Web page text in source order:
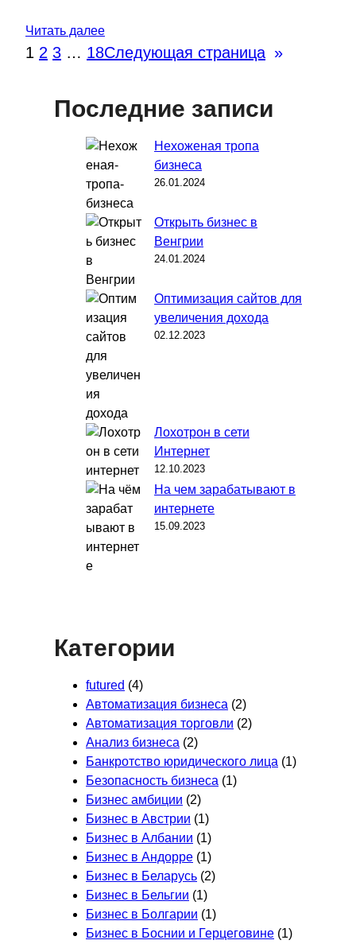
Читать далее
1 2 3 … 18Следующая страница »
Последние записи
Нехоженая тропа
бизнеса
26.01.2024
Открыть бизнес в
Венгрии
24.01.2024
Оптимизация сайтов для
увеличения дохода
02.12.2023
Лохотрон в сети
Интернет
12.10.2023
На чем зарабатывают в
интернете
15.09.2023
Категории
futured (4)
Автоматизация бизнеса (2)
Автоматизация торговли (2)
Анализ бизнеса (2)
Банкротство юридического лица (1)
Безопасность бизнеса (1)
Бизнес амбиции (2)
Бизнес в Австрии (1)
Бизнес в Албании (1)
Бизнес в Андорре (1)
Бизнес в Беларусь (2)
Бизнес в Бельгии (1)
Бизнес в Болгарии (1)
Бизнес в Боснии и Герцеговине (1)